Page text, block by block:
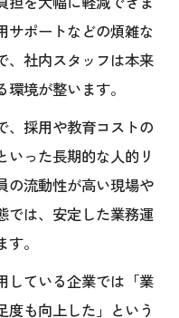
サポートなどの煩雑な
、社内スタッフは本来
境が整います。
、採用や教育コストの
いった長期的な人的リ
の流動性が高い現場や
では、安定した業務運
。
している企業では「業
も向上した」という